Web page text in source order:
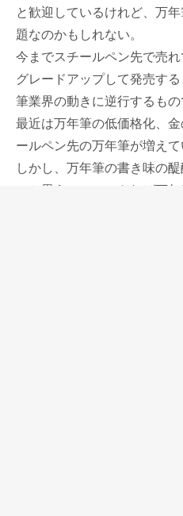
と歓迎しているけれど、万
題なのかもしれない。
今までスチールペン先で売
グレードアップして発売す
筆業界の動きに逆行するもの
最近は万年筆の低価格化、
ールペン先の万年筆が増えて
しかし、万年筆の書き味の
いと思うので、できれば万